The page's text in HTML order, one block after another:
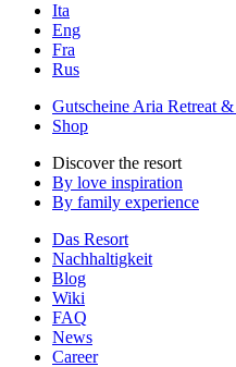
Ita
Eng
Fra
Rus
Gutscheine Aria Retreat &
Shop
Discover the resort
By love inspiration
By family experience
Das Resort
Nachhaltigkeit
Blog
Wiki
FAQ
News
Career